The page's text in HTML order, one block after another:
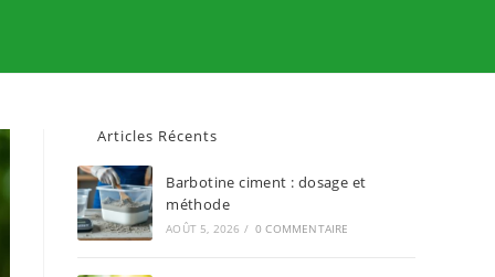
Articles Récents
Barbotine ciment : dosage et
méthode
AOÛT 5, 2026 / 0 COMMENTAIRE